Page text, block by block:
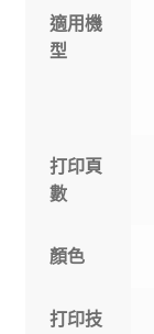
適用機
型
打印頁
數
顏色
打印技